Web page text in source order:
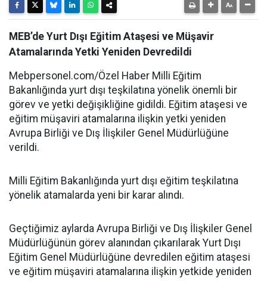
MEB’de Yurt Dışı Eğitim Ataşesi ve Müşavir
Atamalarında Yetki Yeniden Devredildi
Mebpersonel.com/Özel Haber Milli Eğitim
Bakanlığında yurt dışı teşkilatına yönelik önemli bir
görev ve yetki değişikliğine gidildi. Eğitim ataşesi ve
eğitim müşaviri atamalarına ilişkin yetki yeniden
Avrupa Birliği ve Dış İlişkiler Genel Müdürlüğüne
verildi.
Milli Eğitim Bakanlığında yurt dışı eğitim teşkilatına
yönelik atamalarda yeni bir karar alındı.
Geçtiğimiz aylarda Avrupa Birliği ve Dış İlişkiler Genel
Müdürlüğünün görev alanından çıkarılarak Yurt Dışı
Eğitim Genel Müdürlüğüne devredilen eğitim ataşesi
ve eğitim müşaviri atamalarına ilişkin yetkide yeniden